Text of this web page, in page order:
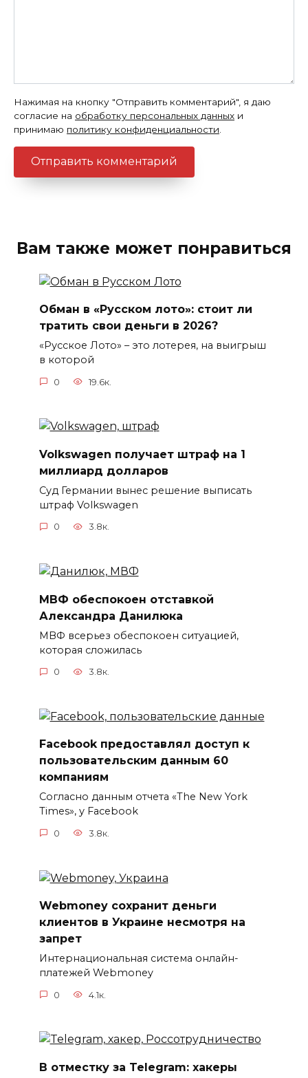
Нажимая на кнопку "Отправить комментарий", я даю
согласие на обработку персональных данных и
принимаю политику конфиденциальности
Вам также может понравиться
Обман в «Русском лото»: стоит ли
тратить свои деньги в 2026?
«Русское Лото» – это лотерея, на выигрыш
в которой
0 19.6к.
Volkswagen получает штраф на 1
миллиард долларов
Суд Германии вынес решение выписать
штраф Volkswagen
0 3.8к.
МВФ обеспокоен отставкой
Александра Данилюка
МВФ всерьез обеспокоен ситуацией,
которая сложилась
0 3.8к.
Facebook предоставлял доступ к
пользовательским данным 60
компаниям
Согласно данным отчета «The New York
Times», у Facebook
0 3.8к.
Webmoney сохранит деньги
клиентов в Украине несмотря на
запрет
Интернациональная система онлайн-
платежей Webmoney
0 4.1к.
В отместку за Telegram: хакеры